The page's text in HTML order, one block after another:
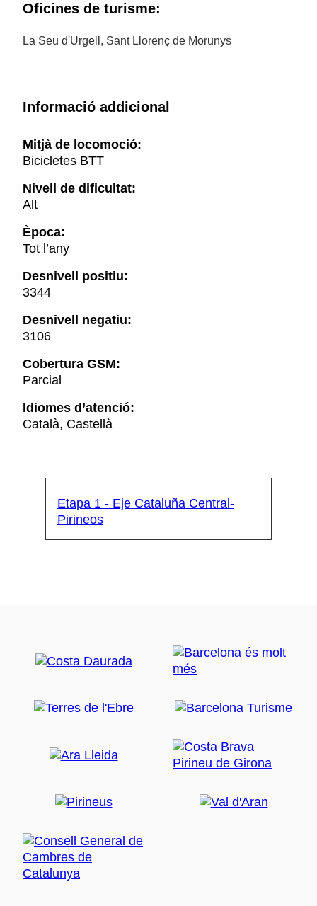
Oficines de turisme:
La Seu d'Urgell, Sant Llorenç de Morunys
Informació addicional
Mitjà de locomoció:
Bicicletes BTT
Nivell de dificultat:
Alt
Època:
Tot l’any
Desnivell positiu:
3344
Desnivell negatiu:
3106
Cobertura GSM:
Parcial
Idiomes d’atenció:
Català, Castellà
Etapa 1 - Eje Cataluña Central-
Pirineos